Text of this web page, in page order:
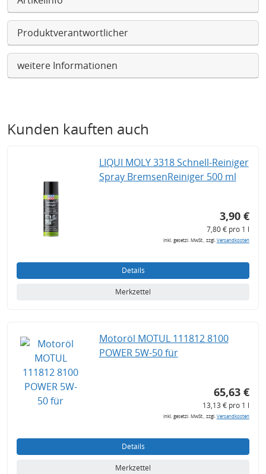
Produktverantwortlicher
weitere Informationen
Kunden kauften auch
LIQUI MOLY 3318 Schnell-Reiniger
Spray BremsenReiniger 500 ml
3,90 €
7,80 € pro 1 l
inkl. gesetzl. MwSt., zzgl.Versandkosten
Details
Merkzettel
Motoröl MOTUL 111812 8100
POWER 5W-50 für
65,63 €
13,13 € pro 1 l
inkl. gesetzl. MwSt., zzgl.Versandkosten
Details
Merkzettel